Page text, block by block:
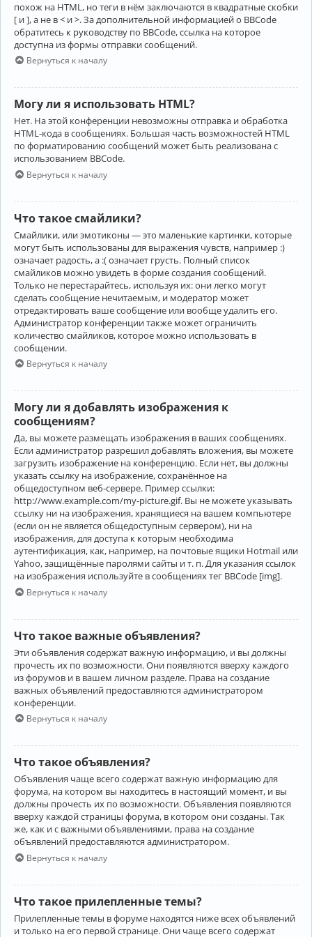
похож на HTML, но теги в нём заключаются в квадратные скобки
[ и ], а не в < и >. За дополнительной информацией о BBCode
обратитесь к руководству по BBCode, ссылка на которое
доступна из формы отправки сообщений.
Вернуться к началу
Могу ли я использовать HTML?
Нет. На этой конференции невозможны отправка и обработка
HTML-кода в сообщениях. Большая часть возможностей HTML
по форматированию сообщений может быть реализована с
использованием BBCode.
Вернуться к началу
Что такое смайлики?
Смайлики, или эмотиконы — это маленькие картинки, которые
могут быть использованы для выражения чувств, например :)
означает радость, а :( означает грусть. Полный список
смайликов можно увидеть в форме создания сообщений.
Только не перестарайтесь, используя их: они легко могут
сделать сообщение нечитаемым, и модератор может
отредактировать ваше сообщение или вообще удалить его.
Администратор конференции также может ограничить
количество смайликов, которое можно использовать в
сообщении.
Вернуться к началу
Могу ли я добавлять изображения к
сообщениям?
Да, вы можете размещать изображения в ваших сообщениях.
Если администратор разрешил добавлять вложения, вы можете
загрузить изображение на конференцию. Если нет, вы должны
указать ссылку на изображение, сохранённое на
общедоступном веб-сервере. Пример ссылки:
http://www.example.com/my-picture.gif. Вы не можете указывать
ссылку ни на изображения, хранящиеся на вашем компьютере
(если он не является общедоступным сервером), ни на
изображения, для доступа к которым необходима
аутентификация, как, например, на почтовые ящики Hotmail или
Yahoo, защищённые паролями сайты и т. п. Для указания ссылок
на изображения используйте в сообщениях тег BBCode [img].
Вернуться к началу
Что такое важные объявления?
Эти объявления содержат важную информацию, и вы должны
прочесть их по возможности. Они появляются вверху каждого
из форумов и в вашем личном разделе. Права на создание
важных объявлений предоставляются администратором
конференции.
Вернуться к началу
Что такое объявления?
Объявления чаще всего содержат важную информацию для
форума, на котором вы находитесь в настоящий момент, и вы
должны прочесть их по возможности. Объявления появляются
вверху каждой страницы форума, в котором они созданы. Так
же, как и с важными объявлениями, права на создание
объявлений предоставляются администратором.
Вернуться к началу
Что такое прилепленные темы?
Прилепленные темы в форуме находятся ниже всех объявлений
и только на его первой странице. Они чаще всего содержат